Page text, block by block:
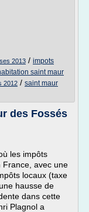
2013 / impots
saint maur
2012 / saint maur
des Fossés
les impôts
France, avec une
locaux (taxe
hausse de
dans cette
Plagnol a